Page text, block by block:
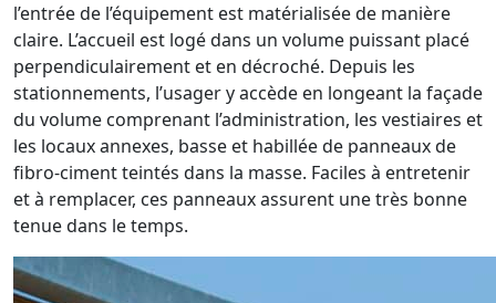
l’entrée de l’équipement est matérialisée de manière
claire. L’accueil est logé dans un volume puissant placé
perpendiculairement et en décroché. Depuis les
stationnements, l’usager y accède en longeant la façade
du volume comprenant l’administration, les vestiaires et
les locaux annexes, basse et habillée de panneaux de
fibro-ciment teintés dans la masse. Faciles à entretenir
et à remplacer, ces panneaux assurent une très bonne
tenue dans le temps.